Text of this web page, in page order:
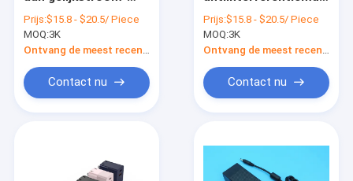
Prijs:$15.8 - $20.5/ Piece
MOQ:3K
Contact nu
op
Prijs:$15.8 - $20.5/ Piece
MOQ:3K
Contact nu